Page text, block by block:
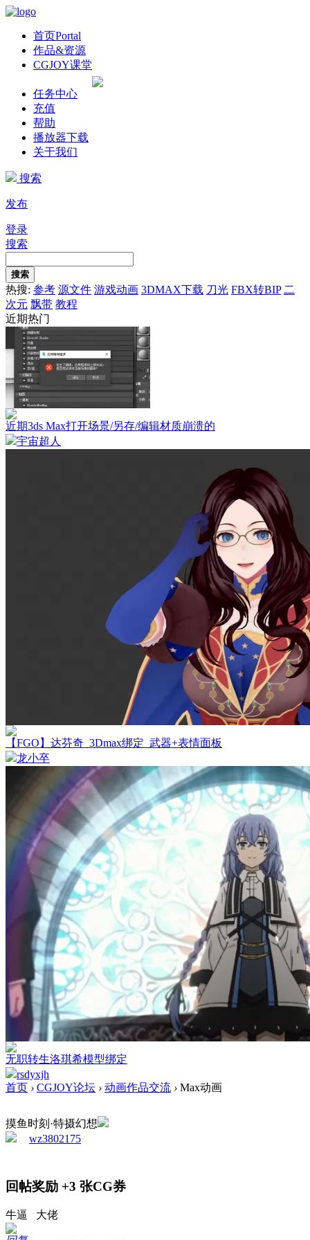
首页Portal
作品&资源
CGJOY课堂
任务中心
充值
帮助
播放器下载
关于我们
搜索
发布
登录
搜索
搜索
热搜: 参考 源文件 游戏动画 3DMAX下载 刀光 FBX转BIP 二
次元 飘带 教程
近期热门
近期3ds Max打开场景/另存/编辑材质崩溃的
宇宙超人
【FGO】达芬奇_3Dmax绑定_武器+表情面板
龙小卒
无职转生洛琪希模型绑定
rsdyxjh
首页 › CGJOY论坛 › 动画作品交流 › Max动画
摸鱼时刻·特摄幻想
wz3802175
回帖奖励 +3 张CG券
牛逼 大佬